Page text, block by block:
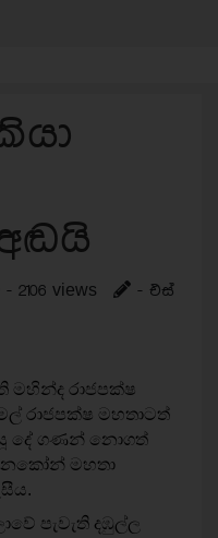
- 2106 views
- එස්
මහින්ද රාජපක්ෂ
රාජපක්ෂ මහතාටත්
දේ ගණන් නොගත්
මහතා
පැවැති දඹුල්ල